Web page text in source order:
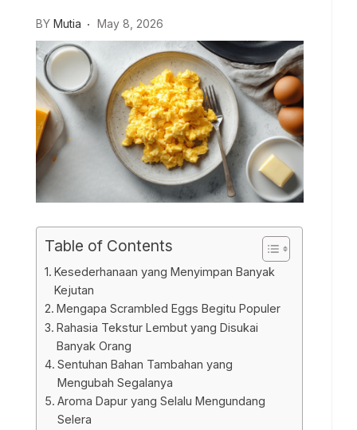
BY Mutia May 8, 2026
Table of Contents
Kesederhanaan yang Menyimpan Banyak
Kejutan
Mengapa Scrambled Eggs Begitu Populer
Rahasia Tekstur Lembut yang Disukai
Banyak Orang
Sentuhan Bahan Tambahan yang
Mengubah Segalanya
Aroma Dapur yang Selalu Mengundang
Selera